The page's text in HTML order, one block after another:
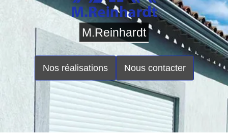
M.Reinhardt
Nos réalisations Nous contacter